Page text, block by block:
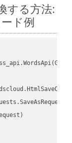
する方法:
ド例